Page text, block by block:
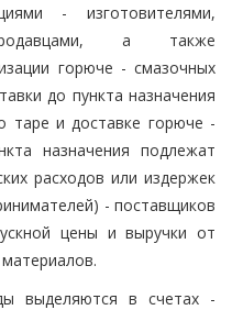
- изготовителями,
а также
горюче - смазочных
до пункта назначения
таре и доставке горюче -
назначения подлежат
расходов или издержек
- поставщиков
цены и выручки от
выделяются в счетах -